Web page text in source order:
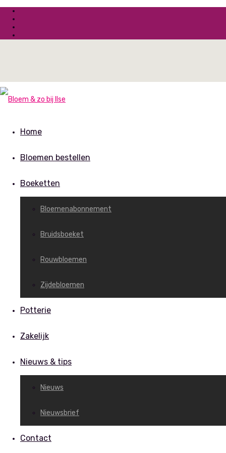
Home
Bloemen bestellen
Boeketten
Bloemenabonnement
Bruidsboeket
Rouwbloemen
Zijdebloemen
Potterie
Zakelijk
Nieuws & tips
Nieuws
Nieuwsbrief
Contact